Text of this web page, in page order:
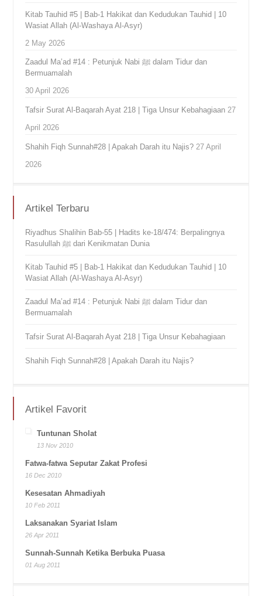
Kitab Tauhid #5 | Bab-1 Hakikat dan Kedudukan Tauhid | 10
Wasiat Allah (Al-Washaya Al-Asyr)
2 May 2026
Zaadul Ma’ad #14 : Petunjuk Nabi ﷺ dalam Tidur dan
Bermuamalah
30 April 2026
Tafsir Surat Al-Baqarah Ayat 218 | Tiga Unsur Kebahagiaan 27
April 2026
Shahih Fiqh Sunnah#28 | Apakah Darah itu Najis? 27 April
2026
Artikel Terbaru
Riyadhus Shalihin Bab-55 | Hadits ke-18/474: Berpalingnya
Rasulullah ﷺ dari Kenikmatan Dunia
Kitab Tauhid #5 | Bab-1 Hakikat dan Kedudukan Tauhid | 10
Wasiat Allah (Al-Washaya Al-Asyr)
Zaadul Ma’ad #14 : Petunjuk Nabi ﷺ dalam Tidur dan
Bermuamalah
Tafsir Surat Al-Baqarah Ayat 218 | Tiga Unsur Kebahagiaan
Shahih Fiqh Sunnah#28 | Apakah Darah itu Najis?
Artikel Favorit
Tuntunan Sholat
13 Nov 2010
Fatwa-fatwa Seputar Zakat Profesi
16 Dec 2010
Kesesatan Ahmadiyah
10 Feb 2011
Laksanakan Syariat Islam
26 Apr 2011
Sunnah-Sunnah Ketika Berbuka Puasa
01 Aug 2011